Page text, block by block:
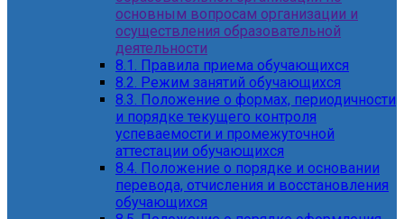
основным вопросам организации и
осуществления образовательной
деятельности
8.1. Правила приема обучающихся
8.2. Режим занятий обучающихся
8.3. Положение о формах, периодичности
и порядке текущего контроля
успеваемости и промежуточной
аттестации обучающихся
8.4. Положение о порядке и основании
перевода, отчисления и восстановления
обучающихся